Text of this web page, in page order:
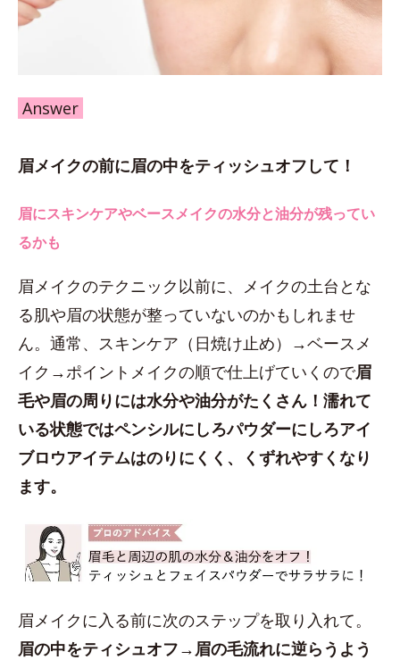
Answer
眉メイクの前に眉の中をティッシュオフして！
眉にスキンケアやベースメイクの水分と油分が残ってい
るかも
眉メイクのテクニック以前に、メイクの土台とな
る肌や眉の状態が整っていないのかもしれませ
ん。通常、スキンケア（日焼け止め）→ベースメ
イク→ポイントメイクの順で仕上げていくので眉
毛や眉の周りには水分や油分がたくさん！濡れて
いる状態ではペンシルにしろパウダーにしろアイ
ブロウアイテムはのりにくく、くずれやすくなり
ます。
眉メイクに入る前に次のステップを取り入れて。
眉の中をティシュオフ→眉の毛流れに逆らうよう